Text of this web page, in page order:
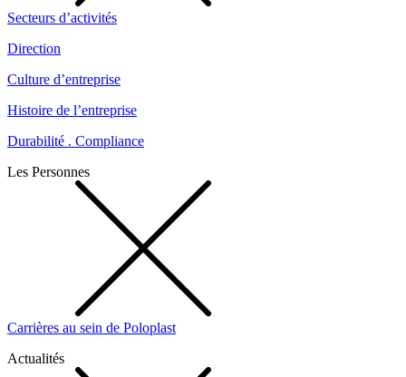
Secteurs d’activités
Direction
Culture d’entreprise
Histoire de l’entreprise
Durabilité . Compliance
Les Personnes
Carrières au sein de Poloplast
Actualités